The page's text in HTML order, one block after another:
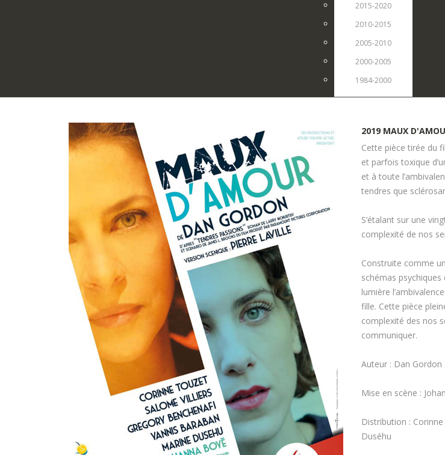
2015-2020
2010-2015
2005-2010
2000-2005
1984-2000
2019 MAUX
Cette pièce tirée du
et parfois toxique
et à toute
tendres que
S’étalant sur une
complexité de nos
Construite comme
schémas
lumière
fille. Cette pièce
complexité des nos
communiquer.
Auteur : Dan Gordon
Mise en scène :
Distribution :
Duséhu